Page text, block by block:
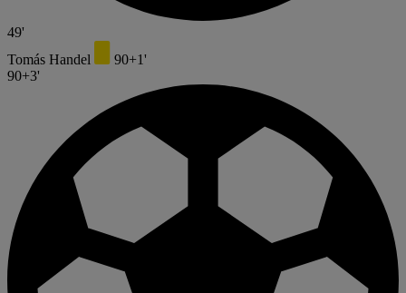
49'
Tomás Handel
90+1'
90+3'